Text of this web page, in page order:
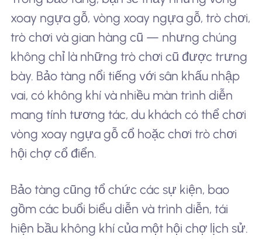
xoay ngựa gỗ, vòng xoay ngựa gỗ, trò chơi,
trò chơi và gian hàng cũ — nhưng chúng
không chỉ là những trò chơi cũ được trưng
bày. Bảo tàng nổi tiếng với sân khấu nhập
vai, có không khí và nhiều màn trình diễn
mang tính tương tác, du khách có thể chơi
vòng xoay ngựa gỗ cổ hoặc chơi trò chơi
hội chợ cổ điển.
Bảo tàng cũng tổ chức các sự kiện, bao
gồm các buổi biểu diễn và trình diễn, tái
hiện bầu không khí của một hội chợ lịch sử.